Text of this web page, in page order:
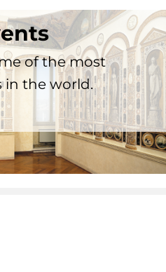
of the most
in the world.